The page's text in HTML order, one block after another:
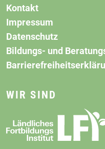
Kontakt
Impressum
Datenschutz
Bildungs- und
WIR SIND